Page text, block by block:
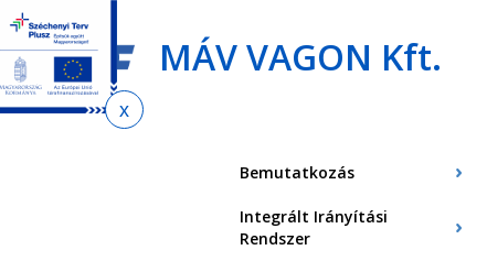
Ugrás
az
almenühöz
Ugrás
tartalomra
Ugrás
az
oldaltérképre
MÁV VAGON Kft.
Bemutatkozás
Integrált Irányítási
Rendszer